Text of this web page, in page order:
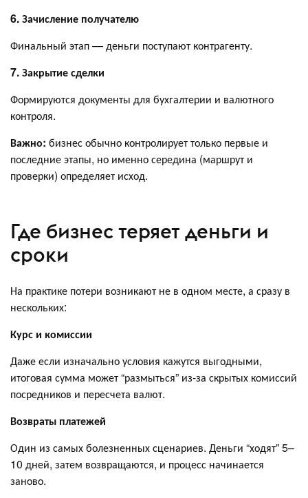
6. Зачисление получателю
Финальный этап — деньги поступают контрагенту.
7. Закрытие сделки
Формируются документы для бухгалтерии и валютного
контроля.
Важно: бизнес обычно контролирует только первые и
последние этапы, но именно середина (маршрут и
проверки) определяет исход.
Где бизнес теряет деньги и
сроки
На практике потери возникают не в одном месте, а сразу в
нескольких:
Курс и комиссии
Даже если изначально условия кажутся выгодными,
итоговая сумма может “размыться” из-за скрытых комиссий
посредников и пересчета валют.
Возвраты платежей
Один из самых болезненных сценариев. Деньги “ходят” 5–
10 дней, затем возвращаются, и процесс начинается
заново.